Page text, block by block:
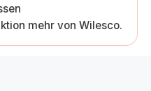
mehr von Wilesco.